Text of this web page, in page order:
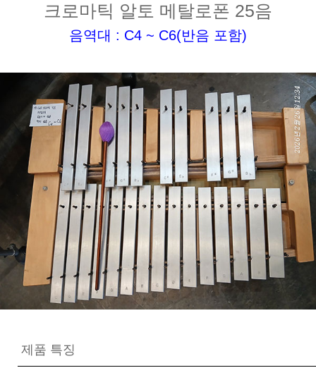
크로마틱 알토 메탈로폰 25음
음역대 : C4 ~ C6(반음 포함)
제품 특징